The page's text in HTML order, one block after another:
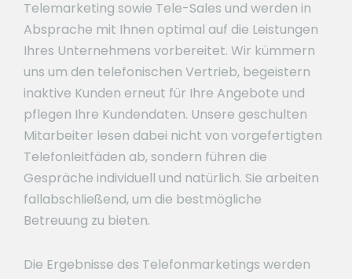
Telemarketing sowie Tele-Sales und werden in
Absprache mit Ihnen optimal auf die Leistungen
Ihres Unternehmens vorbereitet. Wir kümmern
uns um den telefonischen Vertrieb, begeistern
inaktive Kunden erneut für Ihre Angebote und
pflegen Ihre Kundendaten. Unsere geschulten
Mitarbeiter lesen dabei nicht von vorgefertigten
Telefonleitfäden ab, sondern führen die
Gespräche individuell und natürlich. Sie arbeiten
fallabschließend, um die bestmögliche
Betreuung zu bieten.
Die Ergebnisse des Telefonmarketings werden